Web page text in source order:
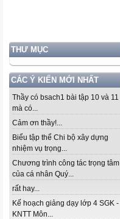
THƯ MỤC
CÁC Ý KIẾN MỚI NHẤT
Thầy có bsach1 bài tập 10 và 11
mà có...
Cảm ơn thầy!...
Biểu tập thể Chi bộ xây dựng
nhiệm vụ trọng...
Chương trình công tác trọng tâm
của cá nhân Quý...
rất hay...
Kế hoạch giảng dạy lớp 4 SGK -
KNTT Môn...